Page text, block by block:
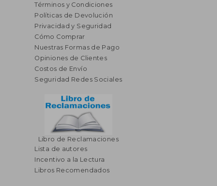
Términos y Condiciones
Políticas de Devolución
Privacidad y Seguridad
Cómo Comprar
Nuestras Formas de Pago
Opiniones de Clientes
Costos de Envío
Seguridad Redes Sociales
Libro de Reclamaciones
Lista de autores
Incentivo a la Lectura
Libros Recomendados